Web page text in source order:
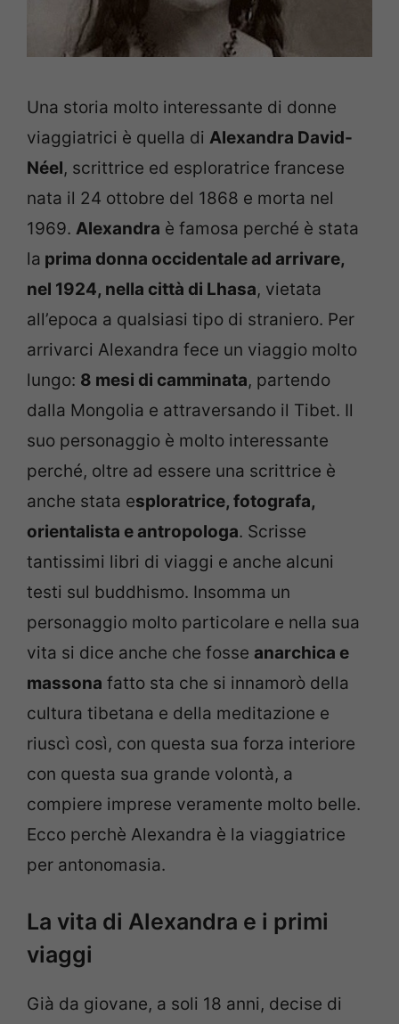
Una storia molto interessante di donne
viaggiatrici è quella di Alexandra David-
Néel, scrittrice ed esploratrice francese
nata il 24 ottobre del 1868 e morta nel
1969. Alexandra è famosa perché è stata
la prima donna occidentale ad arrivare,
nel 1924, nella città di Lhasa, vietata
all’epoca a qualsiasi tipo di straniero. Per
arrivarci Alexandra fece un viaggio molto
lungo: 8 mesi di camminata, partendo
dalla Mongolia e attraversando il Tibet. Il
suo personaggio è molto interessante
perché, oltre ad essere una scrittrice è
anche stata esploratrice, fotografa,
orientalista e antropologa. Scrisse
tantissimi libri di viaggi e anche alcuni
testi sul buddhismo. Insomma un
personaggio molto particolare e nella sua
vita si dice anche che fosse anarchica e
massona fatto sta che si innamorò della
cultura tibetana e della meditazione e
riuscì così, con questa sua forza interiore
con questa sua grande volontà, a
compiere imprese veramente molto belle.
Ecco perchè Alexandra è la viaggiatrice
per antonomasia.
La vita di Alexandra e i primi
viaggi
Già da giovane, a soli 18 anni, decise di